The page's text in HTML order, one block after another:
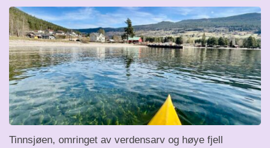
Tinnsjøen, omringet av verdensarv og høye fjell